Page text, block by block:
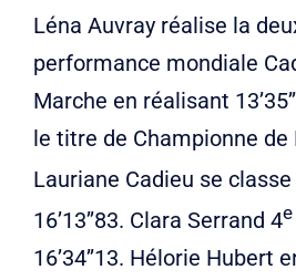
Léna Auvray réalise la
performance mondiale
Marche en réalisant
le titre de Championne de
Lauriane Cadieu se classe
16’13’’83. Clara Serrand 4e
16’34’’13. Hélorie Hubert